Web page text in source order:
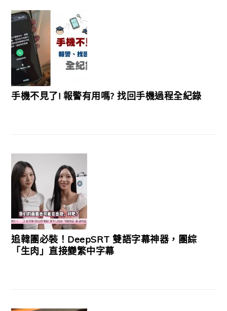
手機不見了! 報警有用嗎? 找回手機過程全紀錄
追韓團必裝！DeepSRT 雙語字幕神器，團綜
「生肉」直接變繁中字幕